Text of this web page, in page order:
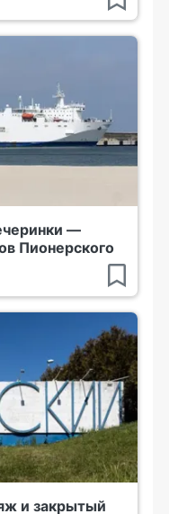
—
Пионерского
и закрытый